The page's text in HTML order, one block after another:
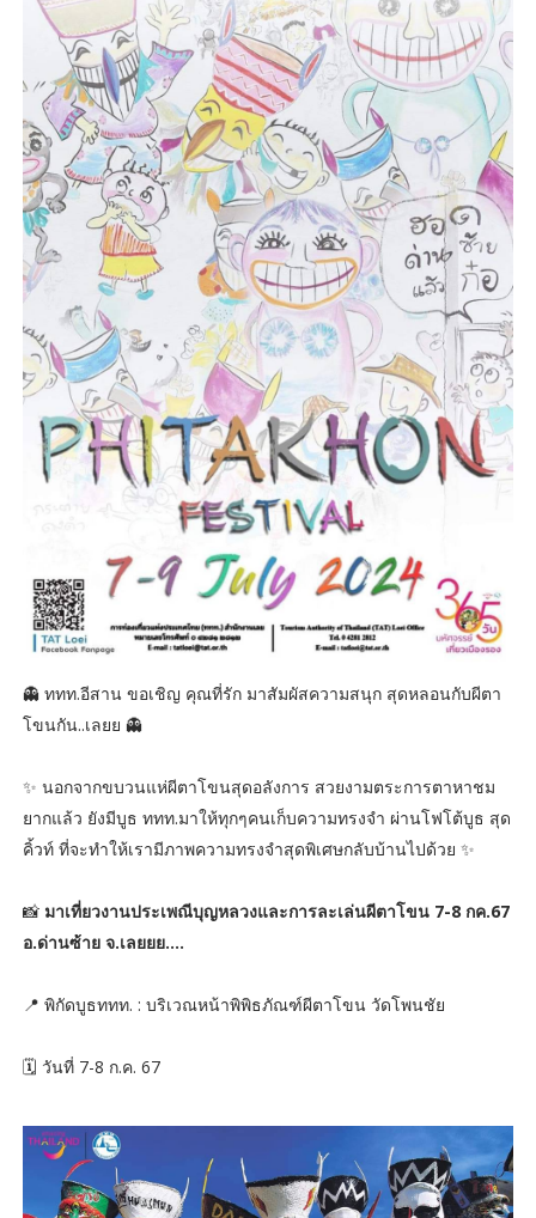
👻 ททท.อีสาน ขอเชิญ คุณที่รัก มาสัมผัสความสนุก สุดหลอนกับผีตา
โขนกัน..เลยย 👻
✨ นอกจากขบวนแห่ผีตาโขนสุดอลังการ สวยงามตระการตาหาชม
ยากแล้ว ยังมีบูธ ททท.มาให้ทุกๆคนเก็บความทรงจำ ผ่านโฟโต้บูธ สุด
คิ้วท์ ที่จะทำให้เรามีภาพความทรงจำสุดพิเศษกลับบ้านไปด้วย ✨
📸 มาเที่ยวงานประเพณีบุญหลวงและการละเล่นผีตาโขน 7-8 กค.67
อ.ด่านซ้าย จ.เลยยย....
📍 พิกัดบูธททท. : บริเวณหน้าพิพิธภัณฑ์ผีตาโขน วัดโพนชัย
🗓 วันที่ 7-8 ก.ค. 67